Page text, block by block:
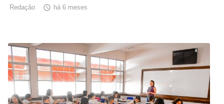
Redação  há 6 meses